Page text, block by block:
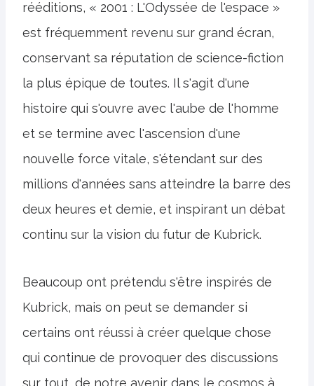
rééditions, « 2001 : L'Odyssée de l'espace »
est fréquemment revenu sur grand écran,
conservant sa réputation de science-fiction
la plus épique de toutes. Il s'agit d'une
histoire qui s'ouvre avec l'aube de l'homme
et se termine avec l'ascension d'une
nouvelle force vitale, s'étendant sur des
millions d'années sans atteindre la barre des
deux heures et demie, et inspirant un débat
continu sur la vision du futur de Kubrick.
Beaucoup ont prétendu s'être inspirés de
Kubrick, mais on peut se demander si
certains ont réussi à créer quelque chose
qui continue de provoquer des discussions
sur tout, de notre avenir dans le cosmos à